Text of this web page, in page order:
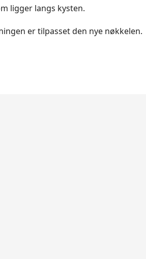
ligger langs kysten.
er tilpasset den nye nøkkelen.